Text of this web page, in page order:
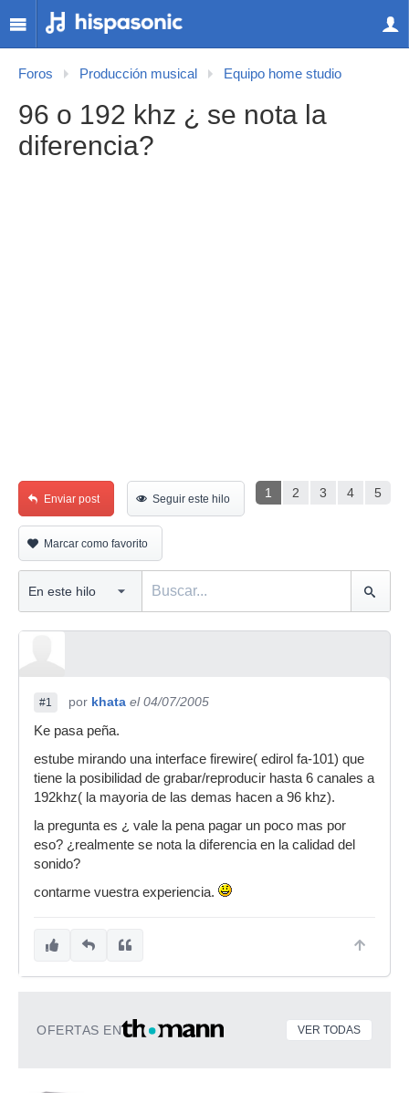
Foros Producción musical Equipo home studio
96 o 192 khz ¿ se nota la
diferencia?
1 2 3 4 5
Enviar post Seguir este hilo
Marcar como favorito
#1 por khata el 04/07/2005
Ke pasa peña.
estube mirando una interface firewire( edirol fa-101) que
tiene la posibilidad de grabar/reproducir hasta 6 canales a
192khz( la mayoria de las demas hacen a 96 khz).
la pregunta es ¿ vale la pena pagar un poco mas por
eso? ¿realmente se nota la diferencia en la calidad del
sonido?
contarme vuestra experiencia.
OFERTAS EN VER TODAS